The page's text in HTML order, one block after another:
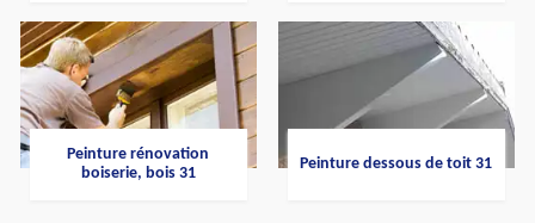
Peinture rénovation
boiserie, bois 31
Peinture dessous de toit 31